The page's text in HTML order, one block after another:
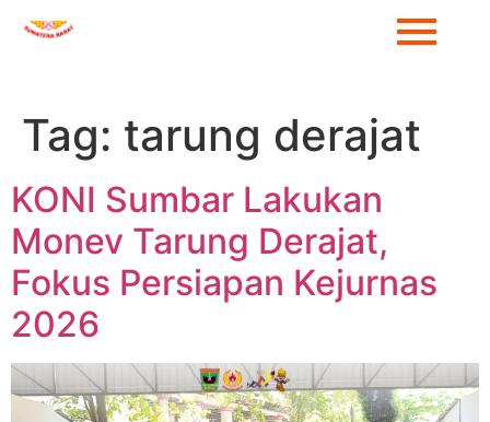
Tag: tarung derajat
KONI Sumbar Lakukan
Monev Tarung Derajat,
Fokus Persiapan Kejurnas
2026